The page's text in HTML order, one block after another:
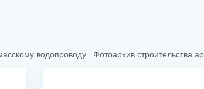
водопроводу Фотоархив строительства